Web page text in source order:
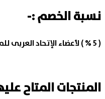
نسبة الخصم :-
( 5 % ) لأعضاء الإتحاد العربى للمحاربين القدماء وضحايا الحرب .
المنتجات المتاح